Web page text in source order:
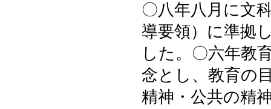
〇八年八月に文
導要領）に準拠
した。〇六年教
念とし、教育の
精神・公共の精